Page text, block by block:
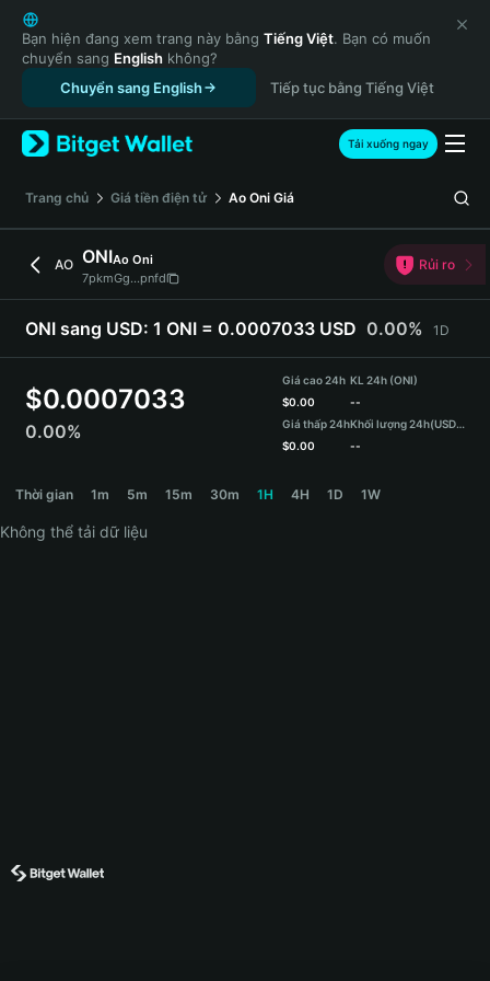
English
日本語
Tiếng Việt
Русский
Español (Latinoamérica)
Türkçe
Français
Deutsch
繁體中文
Português (Portugal)
Bahasa Indonesia
ภาษาไทย
Español
Español (Argentina)
Bạn hiện đang xem trang này bằng Tiếng Việt. Bạn có muốn
chuyển sang English không?
Chuyển sang English
Tiếp tục bằng Tiếng Việt
Tải xuống ngay
‌Trang chủ Giá tiền điện tử Ao Oni Giá
AO ONIAo Oni
7pkmGg...pnfd
Rủi ro
ONI sang USD: 1 ONI = 0.0007033 USD 0.00% 1D
$0.0007033
0.00%
Giá cao 24h
$0.00
Giá thấp 24h
$0.00
KL 24h (ONI)
--
Khối lượng 24h(USDT)
--
Thời gian 1m 5m 15m 30m 1H 4H 1D 1W
Không thể tải dữ liệu